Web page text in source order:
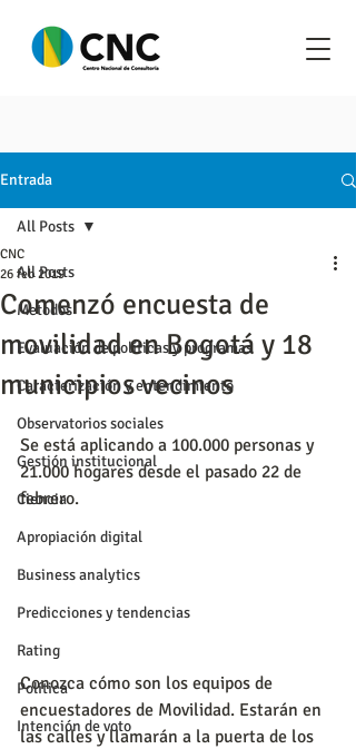
Entrada
All Posts
Metodos
Evaluación de políticas y programas
Caracterización y entendimiento
Observatorios sociales
Gestión institucional
Ciencia
Apropiación digital
Business analytics
Predicciones y tendencias
Rating
Política
Intención de voto
All Posts
Comenzó encuesta de
movilidad en Bogotá y 18
municipios vecinos
CNC
26 feb 2019
Se está aplicando a 100.000 personas y
21.000 hogares desde el pasado 22 de
febrero.
Conozca cómo son los equipos de
encuestadores de Movilidad. Estarán en
las calles y llamarán a la puerta de los